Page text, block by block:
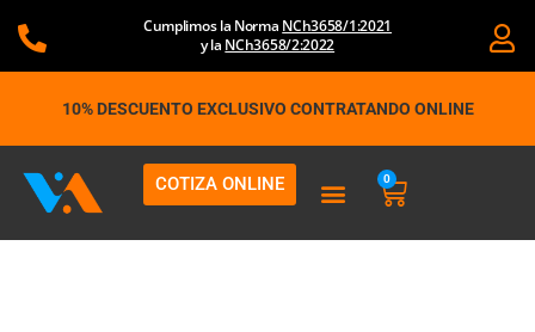
Cumplimos la Norma NCh3658/1:2021
y la NCh3658/2:2022
10% DESCUENTO EXCLUSIVO CONTRATANDO ONLINE
COTIZA ONLINE 0
Carrito